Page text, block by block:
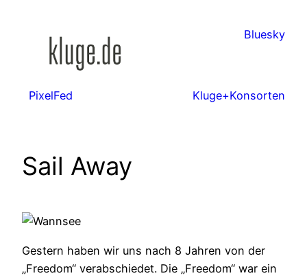
Bluesky
PixelFed Kluge+Konsorten
Sail Away
Gestern haben wir uns nach 8 Jahren von der
„Freedom“ verabschiedet. Die „Freedom“ war ein